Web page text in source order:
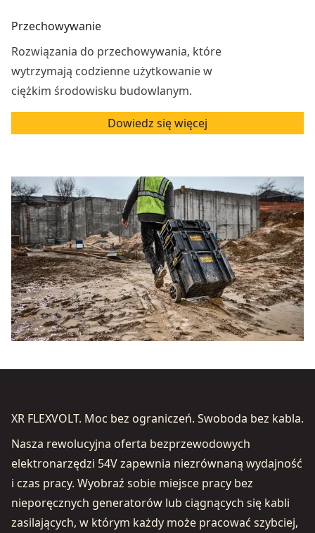
Przechowywanie
Rozwiązania do przechowywania, które
wytrzymają codzienne użytkowanie w
ciężkim środowisku budowlanym.
Dowiedz się więcej
XR FLEXVOLT. Moc bez ograniczeń. Swoboda bez kabla.
Nasza rewolucyjna oferta bezprzewodowych
elektronarzędzi 54V zapewnia niezrównaną wydajność
i czas pracy. Wyobraź sobie miejsce pracy bez
nieporęcznych generatorów lub ciągnących się kabli
zasilających, w którym każdy może pracować szybciej,